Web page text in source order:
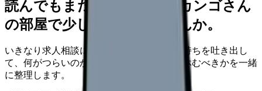
読んでもまだ苦しいなら、カンゴさん
の部屋で少し話してみませんか。
いきなり求人相談には進みません。今の気持ちを吐き出し
て、何がつらいのか、辞めるべきか、少し休むべきかを一緒
に整理します。